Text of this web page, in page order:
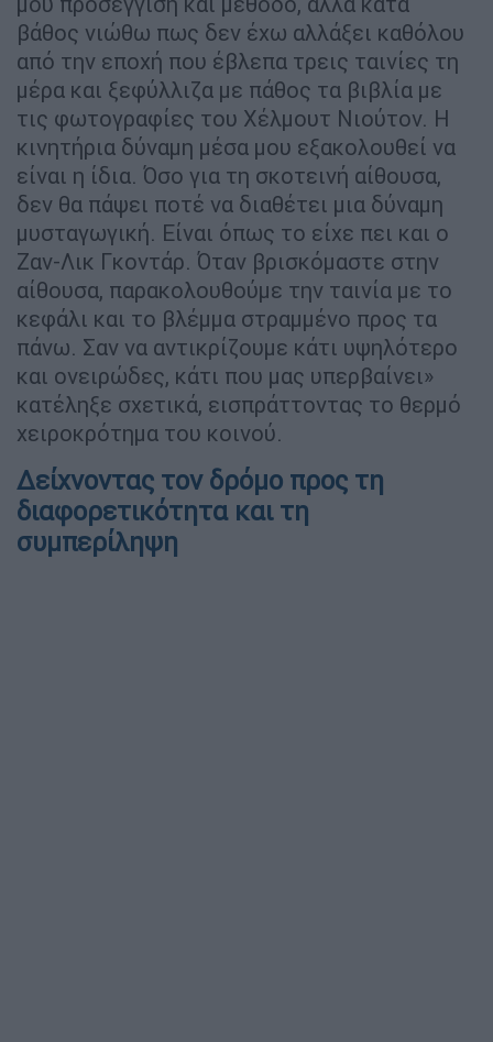
βάθος νιώθω πως δεν έχω αλλάξει καθόλου
από την εποχή που έβλεπα τρεις ταινίες τη
μέρα και ξεφύλλιζα με πάθος τα βιβλία με
τις φωτογραφίες του Χέλμουτ Νιούτον. Η
κινητήρια δύναμη μέσα μου εξακολουθεί να
είναι η ίδια. Όσο για τη σκοτεινή αίθουσα,
δεν θα πάψει ποτέ να διαθέτει μια δύναμη
μυσταγωγική. Είναι όπως το είχε πει και ο
Ζαν-Λικ Γκοντάρ. Όταν βρισκόμαστε στην
αίθουσα, παρακολουθούμε την ταινία με το
κεφάλι και το βλέμμα στραμμένο προς τα
πάνω. Σαν να αντικρίζουμε κάτι υψηλότερο
και ονειρώδες, κάτι που μας υπερβαίνει»
κατέληξε σχετικά, εισπράττοντας το θερμό
χειροκρότημα του κοινού.
Δείχνοντας τον δρόμο προς τη
διαφορετικότητα και τη
συμπερίληψη